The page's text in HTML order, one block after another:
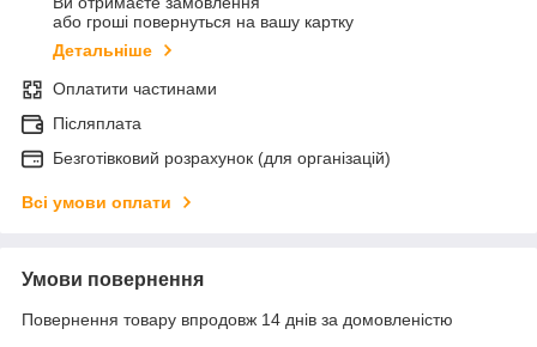
або гроші повернуться на вашу картку
Детальніше
Оплатити частинами
Післяплата
Безготівковий розрахунок (для організацій)
Всі умови оплати
Умови повернення
Повернення товару впродовж 14 днів за домовленістю